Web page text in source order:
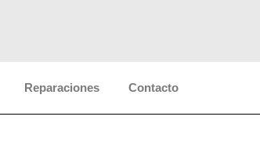
Reparaciones Contacto